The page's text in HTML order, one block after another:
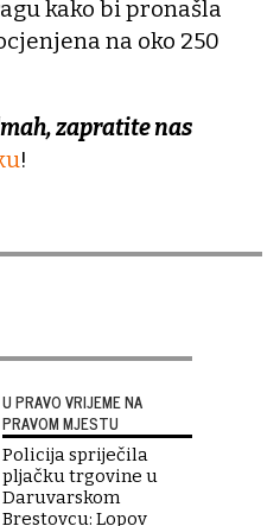
kako bi pronašla
na oko 250
zapratite nas
!
U PRAVO VRIJEME NA
PRAVOM MJESTU
Policija spriječila
pljačku trgovine u
Daruvarskom
Brestovcu: Lopov